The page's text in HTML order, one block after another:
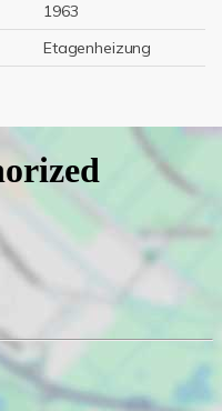
1963
Etagenheizung